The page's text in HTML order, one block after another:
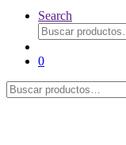
Search
Buscar
por:
0
Buscar
por: